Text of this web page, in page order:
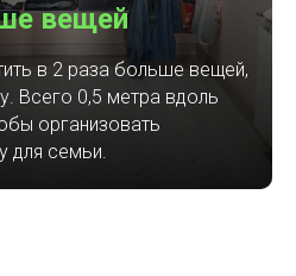
вещей
в 2 раза больше вещей,
Всего 0,5 метра вдоль
организовать
для семьи.